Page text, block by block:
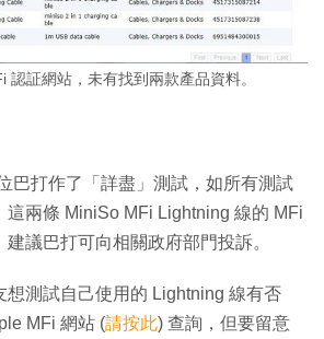
認証網站，未有找到兩款產品資料。
巴打作了「詳盡」測試，如所有測試
這兩條 MiniSo MFi Lightning 線的 MFi
議巴打可向相關政府部門投訴。
想測試自己使用的 Lightning 線有否
MFi 網站 (請按此) 查詢，但要留意